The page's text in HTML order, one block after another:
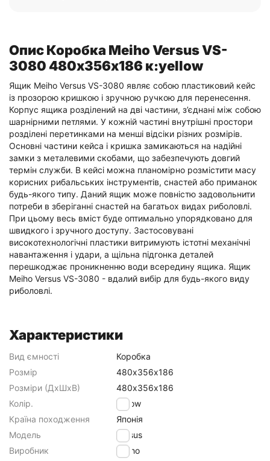
Опис Коробка Meiho Versus VS-
3080 480х356х186 к:yellow
Ящик Meiho Versus VS-3080 являє собою пластиковий кейс
із прозорою кришкою і зручною ручкою для перенесення.
Корпус ящика розділений на дві частини, з’єднані між собою
шарнірними петлями. У кожній частині внутрішні простори
розділені перетинками на менші відсіки різних розмірів.
Основні частини кейса і кришка замикаються на надійні
замки з металевими скобами, що забезпечують довгий
термін служби. В кейсі можна планомірно розмістити масу
корисних рибальських інструментів, снастей або приманок
будь-якого типу. Даний ящик може повністю задовольнити
потреби в зберіганні снастей на багатьох видах риболовлі.
При цьому весь вміст буде оптимально упорядковано для
швидкого і зручного доступу. Застосовувані
високотехнологічні пластики витримують істотні механічні
навантаження і удари, а щільна підгонка деталей
перешкоджає проникненню води всередину ящика. Ящик
Meiho Versus VS-3080 - вдалий вибір для будь-якого виду
риболовлі.
Характеристики
Вид ємності
Коробка
Розмір
480х356х186
Розміри (ДхШхВ)
480х356х186
Колір.
Yellow
Країна походження
Японія
Модель
Versus
Виробник
Meiho